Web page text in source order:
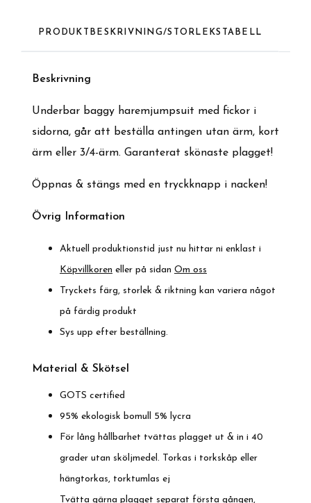
PRODUKTBESKRIVNING/STORLEKSTABELL
Beskrivning
Underbar baggy haremjumpsuit med fickor i
sidorna, går att beställa antingen utan ärm, kort
ärm eller 3/4-ärm. Garanterat skönaste plagget!
Öppnas & stängs med en tryckknapp i nacken!
Övrig Information
Aktuell produktionstid just nu hittar ni enklast i
Köpvillkoren eller på sidan Om oss
Tryckets färg, storlek & riktning kan variera något
på färdig produkt
Sys upp efter beställning.
Material & Skötsel
GOTS certified
95% ekologisk bomull 5% lycra
För lång hållbarhet tvättas plagget ut & in i 40
grader utan sköljmedel. Torkas i torkskåp eller
hängtorkas, torktumlas ej
Tvätta gärna plagget separat första gången,